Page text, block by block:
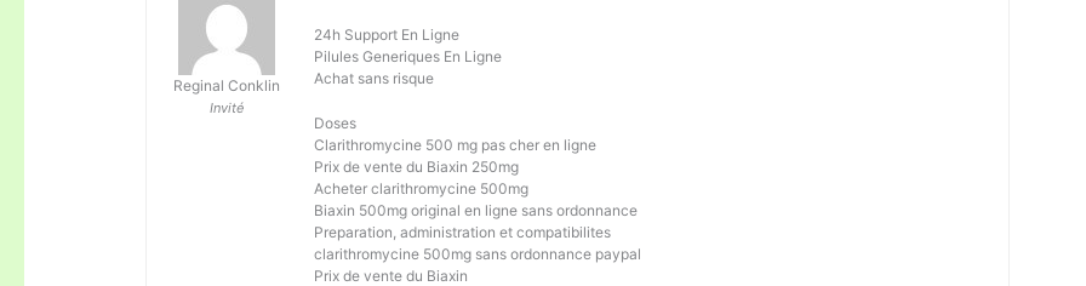
Reginal Conklin
Invité
24h Support En Ligne
Pilules Generiques En Ligne
Achat sans risque
Doses
Clarithromycine 500 mg pas cher en ligne
Prix de vente du Biaxin 250mg
Acheter clarithromycine 500mg
Biaxin 500mg original en ligne sans ordonnance
Preparation, administration et compatibilites
clarithromycine 500mg sans ordonnance paypal
Prix de vente du Biaxin